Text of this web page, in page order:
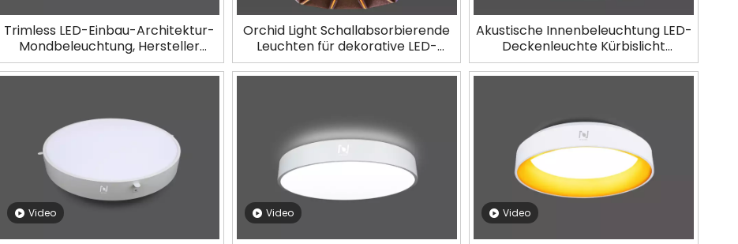
Trimless LED-Einbau-Architektur-
Mondbeleuchtung, Hersteller
LL0112TR-15W
Orchid Light Schallabsorbierende
Leuchten für dekorative LED-
Leuchten LL0411SAC-GR
Akustische Innenbeleuchtung LED-
Deckenleuchte Kürbislicht
LL0412SAC-D26H15
Video Video Video